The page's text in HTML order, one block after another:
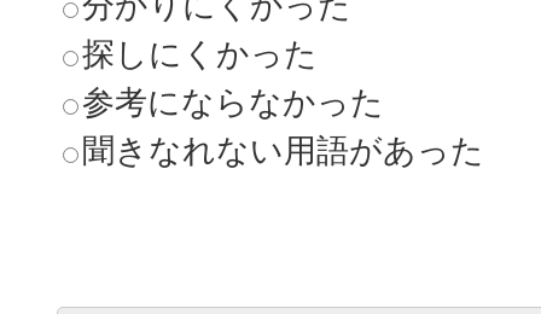
探しにくかった
参考にならなかった
聞きなれない用語があった